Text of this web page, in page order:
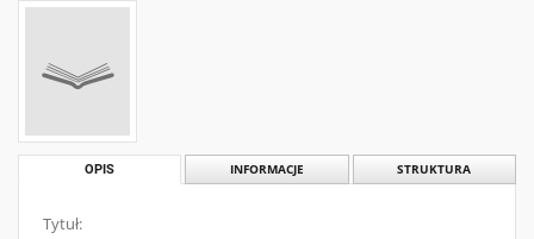
OPIS INFORMACJE STRUKTURA
Tytuł: